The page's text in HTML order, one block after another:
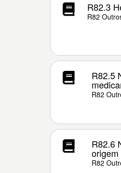
R82.3
R82
R82.5
R82
R82.6
R82